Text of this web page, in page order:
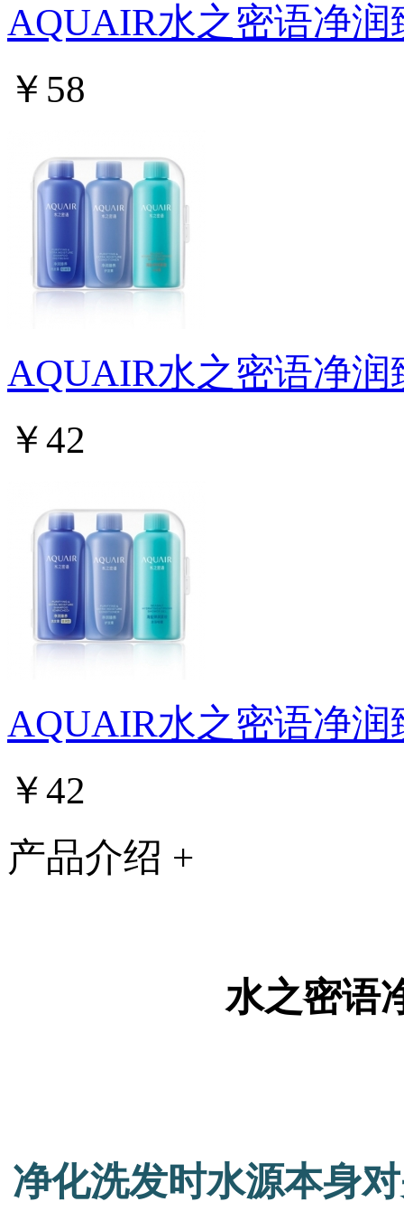
AQUAIR水之密语净润
￥58
AQUAIR水之密语净
￥42
AQUAIR水之密语净
￥42
产品介绍 +
水之密语
净化洗发时水源本身